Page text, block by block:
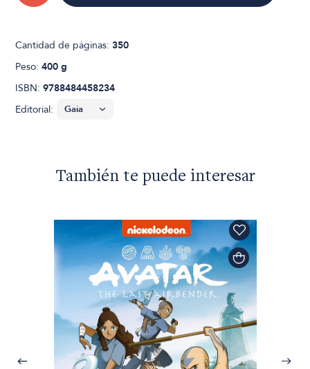
Cantidad de páginas:350
Peso:400 g
ISBN:9788484458234
Editorial:
También te puede interesar